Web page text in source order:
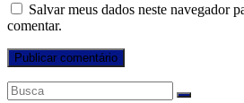
Salvar meus dados neste navegador
comentar.